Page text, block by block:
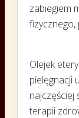
zabiegiem
fizycznego,
Olejek
pielęgnacji
najczęściej
terapii